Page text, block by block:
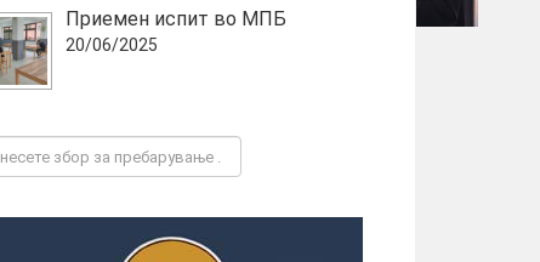
Приемен испит во МПБ
20/06/2025